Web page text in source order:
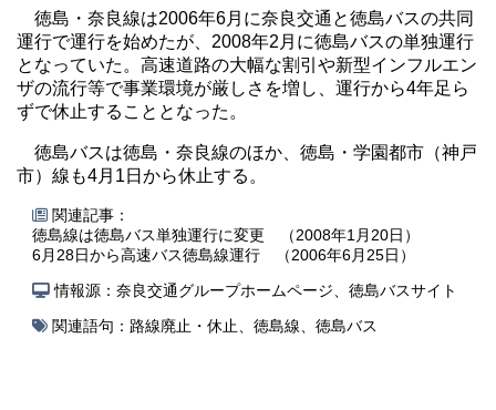
徳島・奈良線は2006年6月に奈良交通と徳島バスの共同
運行で運行を始めたが、2008年2月に徳島バスの単独運行
となっていた。高速道路の大幅な割引や新型インフルエン
ザの流行等で事業環境が厳しさを増し、運行から4年足ら
ずで休止することとなった。
徳島バスは徳島・奈良線のほか、徳島・学園都市（神戸
市）線も4月1日から休止する。
関連記事：
徳島線は徳島バス単独運行に変更 （2008年1月20日）
6月28日から高速バス徳島線運行 （2006年6月25日）
情報源：奈良交通グループホームページ、徳島バスサイト
関連語句： 路線廃止・休止 徳島線 徳島バス